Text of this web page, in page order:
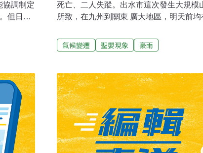
協調制定
但日本
全世
標。日
指出其
在3月份
礁面臨
死亡、二人失蹤。出水市這次發生大規模
所致，在九州到關東 廣大地區，明天前
47人連家全遭砂石流沖走，警方及自衛隊
19具屍體，有二人下 落不明，其餘26人
列島，其中又以九州南部受害最烈，從
會出現總雨量超過1000厘米，即達半年
州、中國、四國九縣曾因「八月豪雨」
匹敵93年的豪雨，因此日本氣象廳呼籲嚴
氣候變遷 聖嬰現象 豪雨